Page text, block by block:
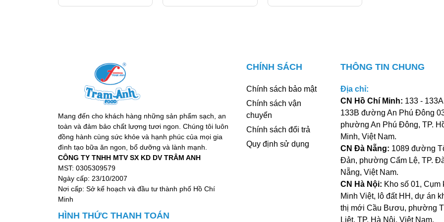
Xay mịn: Sau khi được làm sạch, hạt tiêu sẽ được xay mịn bằng các máy móc hiện đại, giữ nguyên
dưỡng chất có trong tiêu đen.
Mang đến cho khách hàng những sản phẩm sạch, an
toàn và đảm bảo chất lượng tươi ngon. Chúng tôi luôn
đồng hành cùng sức khỏe và hạnh phúc của mọi gia
đình tạo bữa ăn ngon, bổ dưỡng và lành mạnh.
CÔNG TY TNHH MTV SX KD DV TRÂM ANH
MST: 0305309579
Ngày cấp: 23/10/2007
Nơi cấp: Sở kế hoạch và đầu tư thành phố Hồ Chí
Minh
HÌNH THỨC THANH TOÁN
CHÍNH SÁCH
Chính sách bảo mật
Chính sách vận
chuyển
Chính sách đổi trả
Quy định sử dụng
THÔNG TIN CHUNG
Địa chỉ:
CN Hồ Chí Minh: 133 -
133B đường An Phú Đông
phường An Phú Đông, TP.
Minh, Việt Nam.
CN Đà Nẵng: 1089 đường
Đản, phường Cẩm Lệ, TP.
Nẵng, Việt Nam.
CN Hà Nội: Kho số 01, Cụm
Minh Việt, lô đất HH, dự án
thị mới Cầu Bươu, phường
Liệt, TP. Hà Nội, Việt Nam.